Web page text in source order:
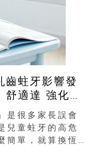
齒蛀牙影響發
是很多家長誤會
兒童蛀牙的高危
簡單，就算換恆